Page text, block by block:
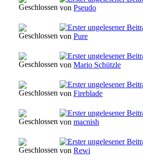
von Pseudo
von Pure
von Mario Schützle
von Fireblade
von macnish
von Rewi